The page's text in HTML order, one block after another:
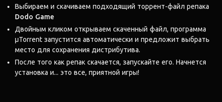
Выбираем и скачиваем подходящий торрент-файл репака
Dodo Game
Двойным кликом открываем скаченный файл, программа
μTorrent запустится автоматически и предложит выбрать
место для сохранения дистрибутива.
После того как репак скачается, запускайте его. Начнется
установка и... это все, приятной игры!